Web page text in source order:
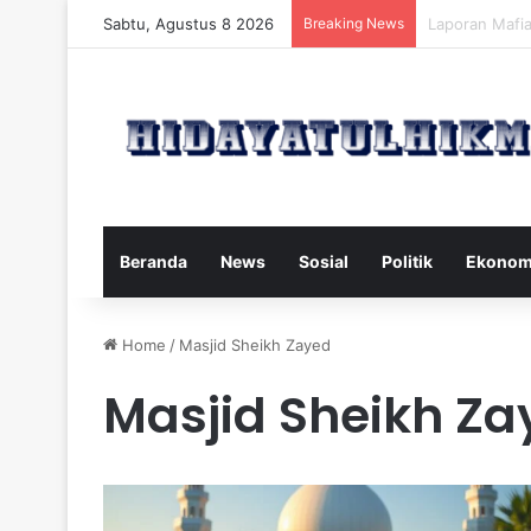
Sabtu, Agustus 8 2026 Breaking News Mengatasi
Beranda News Sosial Politik
Home / Masjid Sheikh Zayed
Masjid Sheikh